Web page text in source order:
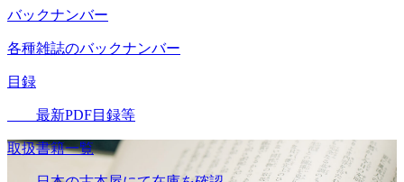
バックナンバー
各種雑誌のバックナンバー
目録
最新PDF目録等
取扱書籍一覧